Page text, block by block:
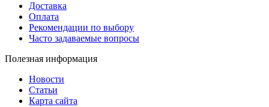
Доставка
Оплата
Рекомендации по выбору
Часто задаваемые вопросы
Полезная информация
Новости
Статьи
Карта сайта